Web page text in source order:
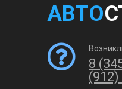
АВТО
8
(912)